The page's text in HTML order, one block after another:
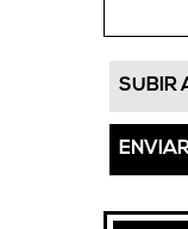
SUBIR